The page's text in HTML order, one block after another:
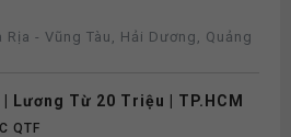
Rịa - Vũng Tàu, Hải Dương, Quảng
Lương Từ 20 Triệu | TP.HCM
QTF